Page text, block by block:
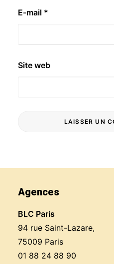
E-mail *
Site web
Agences
BLC Paris
94 rue Saint-Lazare,
75009 Paris
01 88 24 88 90